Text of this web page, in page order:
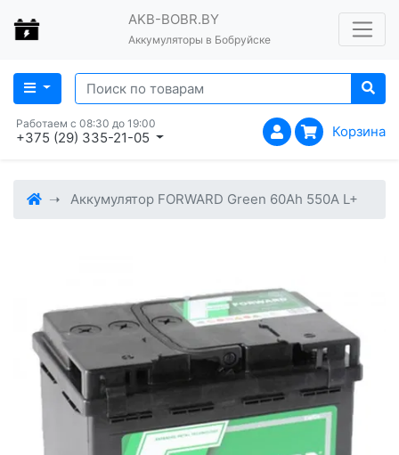
AKB-BOBR.BY
Аккумуляторы в Бобруйске
Работаем с 08:30 до 19:00
+375 (29) 335-21-05 Корзина
Аккумулятор FORWARD Green 60Ah 550A L+